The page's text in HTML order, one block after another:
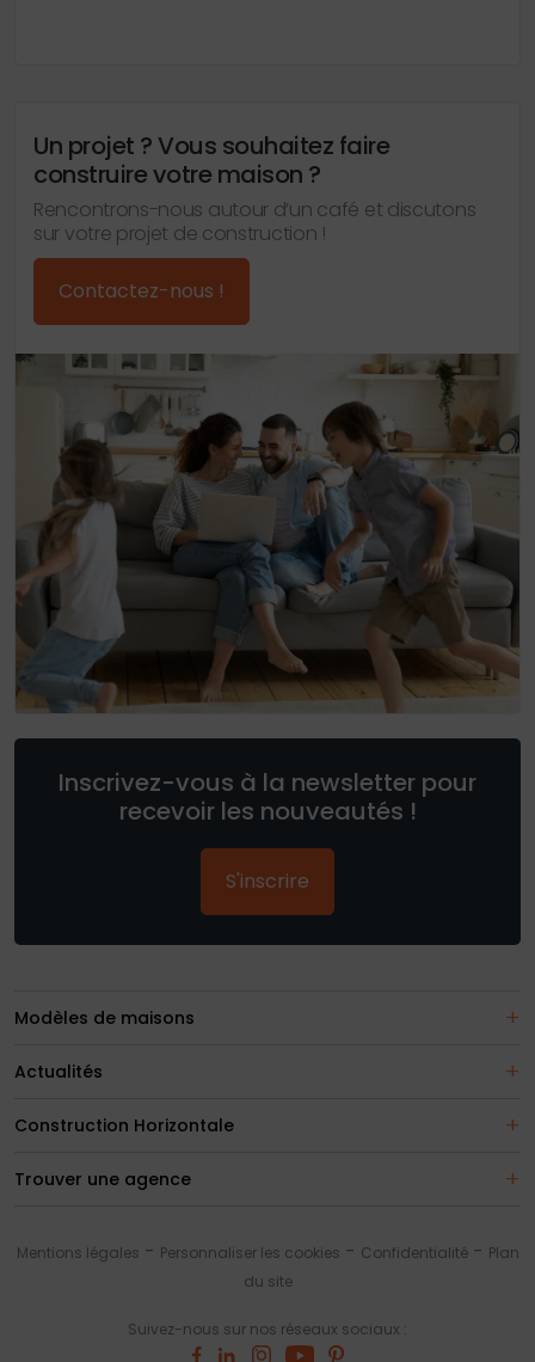
Un projet ? Vous souhaitez faire
construire votre maison ?
Rencontrons-nous autour d’un café et discutons
sur votre projet de construction !
Contactez-nous !
Inscrivez-vous à la newsletter pour
recevoir les nouveautés !
S'inscrire
Modèles de maisons
Actualités
Construction Horizontale
Trouver une agence
Suivez-nous sur nos réseaux sociaux :
Mentions légales Personnaliser les cookies Confidentialité
Plan
du site